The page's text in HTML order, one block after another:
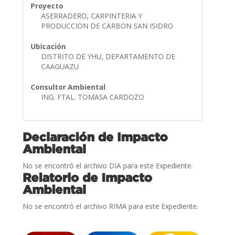
Proyecto
ASERRADERO, CARPINTERIA Y
PRODUCCION DE CARBON SAN ISIDRO
Ubicación
DISTRITO DE YHU, DEPARTAMENTO DE
CAAGUAZU
Consultor Ambiental
ING. FTAL. TOMASA CARDOZO
Declaración de Impacto
Ambiental
No se encontró el archivo DIA para este Expediente.
Relatorio de Impacto
Ambiental
No se encontró el archivo RIMA para este Expediente.